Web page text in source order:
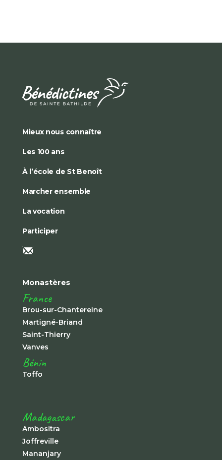
Mieux nous connaître
Les 100 ans
À l’école de St Benoît
Marcher ensemble
La vocation
Participer
Monastères
France
Brou-sur-Chantereine
Martigné-Briand
Saint-Thierry
Vanves
Bénin
Toffo
Madagascar
Ambositra
Joffreville
Mananjary